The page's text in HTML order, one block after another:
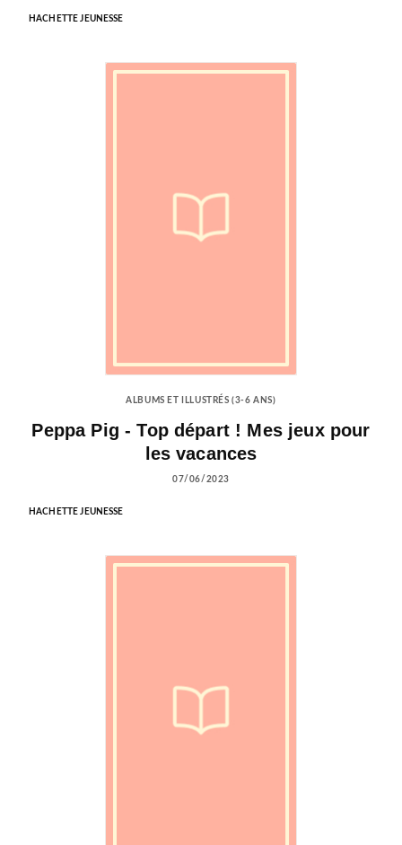
HACHETTE JEUNESSE
ALBUMS ET ILLUSTRÉS (3-6 ANS)
Peppa Pig - Top départ ! Mes jeux pour
les vacances
07/06/2023
HACHETTE JEUNESSE